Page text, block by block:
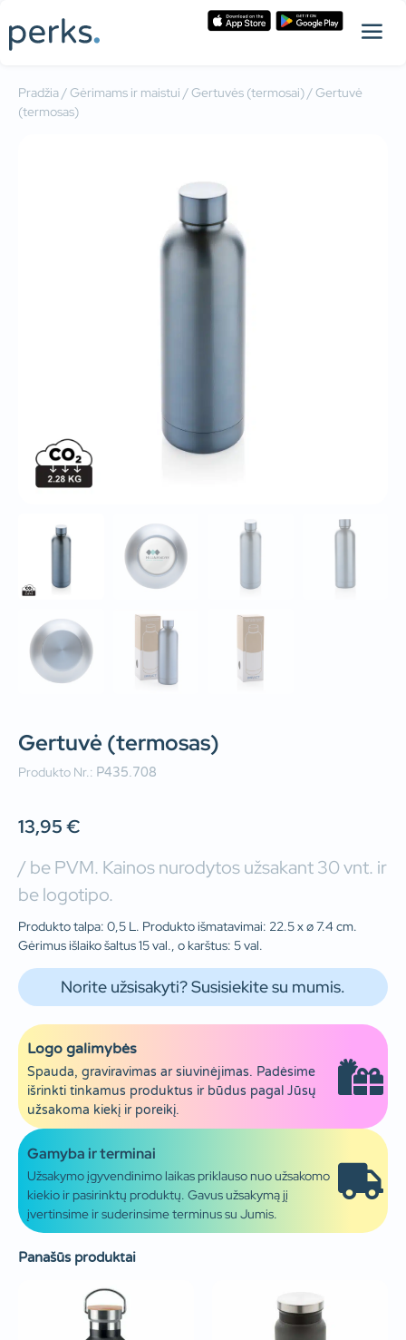
Pradžia/Gėrimams ir maistui /Gertuvės (termosai)/ Gertuvė
(termosas)
Gertuvė (termosas)
Produkto Nr.: P435.708
13,95€
/ be PVM. Kainos nurodytos užsakant 30 vnt. ir
be logotipo.
Produkto talpa: 0,5 L. Produkto išmatavimai: 22.5 x ø 7.4 cm.
Gėrimus išlaiko šaltus 15 val., o karštus: 5 val.
Norite užsisakyti? Susisiekite su mumis.
Logo galimybės
Spauda, graviravimas ar siuvinėjimas. Padėsime
išrinkti tinkamus produktus ir būdus pagal Jūsų
užsakoma kiekį ir poreikį.
Gamyba ir terminai
Užsakymo įgyvendinimo laikas priklauso nuo užsakomo
kiekio ir pasirinktų produktų. Gavus užsakymą jį
įvertinsime ir suderinsime terminus su Jumis.
Panašūs produktai